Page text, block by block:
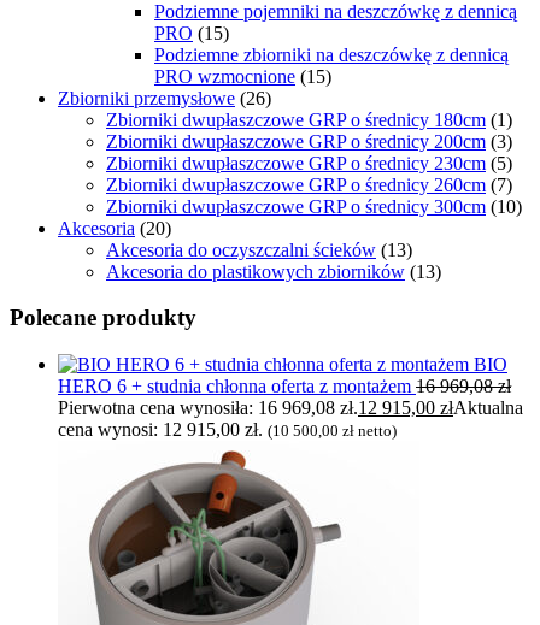
Podziemne pojemniki na deszczówkę z dennicą
PRO (15)
Podziemne zbiorniki na deszczówkę z dennicą
PRO wzmocnione (15)
Zbiorniki przemysłowe (26)
Zbiorniki dwupłaszczowe GRP o średnicy 180cm (1)
Zbiorniki dwupłaszczowe GRP o średnicy 200cm (3)
Zbiorniki dwupłaszczowe GRP o średnicy 230cm (5)
Zbiorniki dwupłaszczowe GRP o średnicy 260cm (7)
Zbiorniki dwupłaszczowe GRP o średnicy 300cm (10)
Akcesoria (20)
Akcesoria do oczyszczalni ścieków (13)
Akcesoria do plastikowych zbiorników (13)
Polecane produkty
BIO
HERO 6 + studnia chłonna oferta z montażem 16 969,08zł
Pierwotna cena wynosiła: 16 969,08 zł.12 915,00 złAktualna
cena wynosi: 12 915,00 zł. (10 500,00 zł netto)